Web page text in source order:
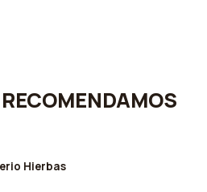
Hierbas